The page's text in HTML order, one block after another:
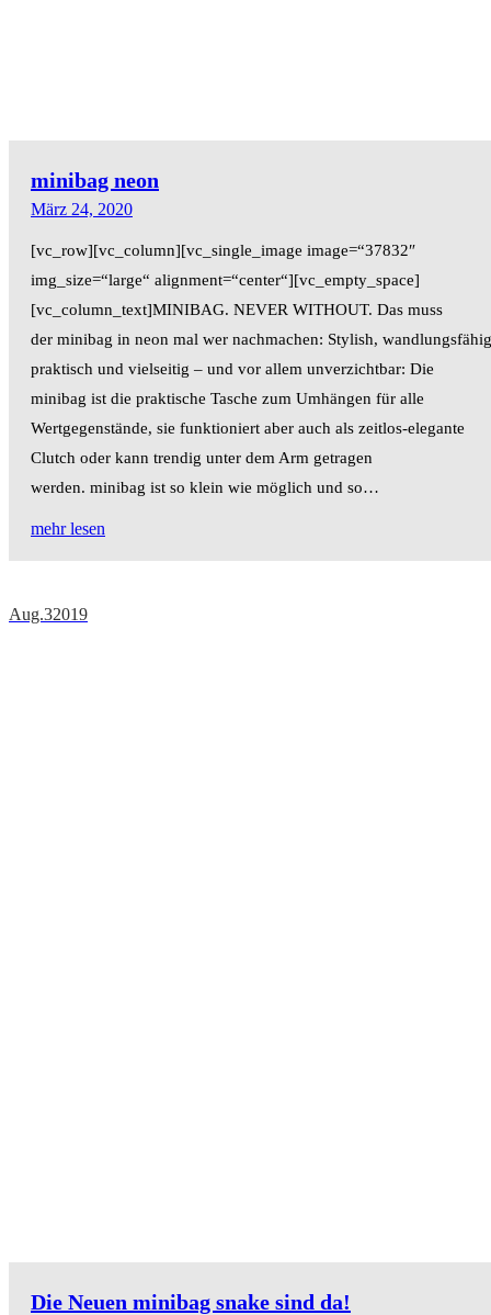
minibag neon
März 24, 2020
[vc_row][vc_column][vc_single_image image=“37832″
img_size=“large“ alignment=“center“][vc_empty_space]
[vc_column_text]MINIBAG. NEVER WITHOUT. Das muss
der minibag in neon mal wer nachmachen: Stylish,
praktisch und vielseitig – und vor allem unverzichtbar: Die
minibag ist die praktische Tasche zum Umhängen für alle
Wertgegenstände, sie funktioniert aber auch als zeitlos-elegante
Clutch oder kann trendig unter dem Arm getragen
werden. minibag ist so klein wie möglich und so…
mehr lesen
Aug.32019
Die Neuen minibag snake sind da!